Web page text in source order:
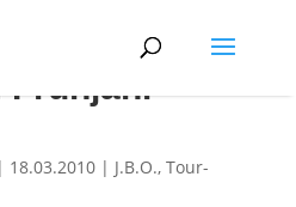
Frühjahr
18.03.2010| J.B.O., Tour-